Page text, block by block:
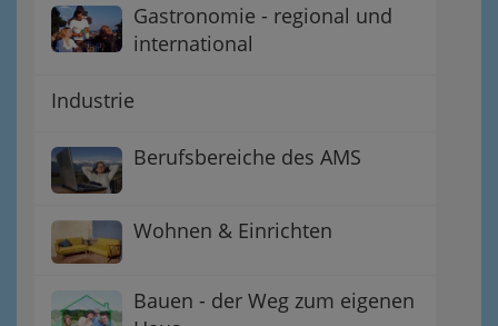
Gastronomie - regional und
international
Industrie
Berufsbereiche des AMS
Wohnen & Einrichten
Bauen - der Weg zum eigenen